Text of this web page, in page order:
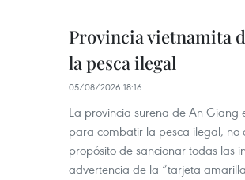
Provincia vietnamita
la pesca ilegal
05/08/2026 18:16
La provincia sureña de An
para combatir la pesca ilegal,
propósito de sancionar todas las
advertencia de la “tarjeta